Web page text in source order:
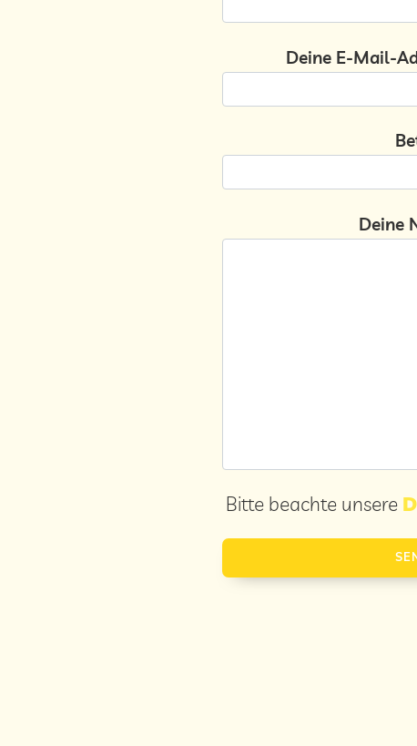
Deine E-Mail-
Deine
Bitte beachte unsere